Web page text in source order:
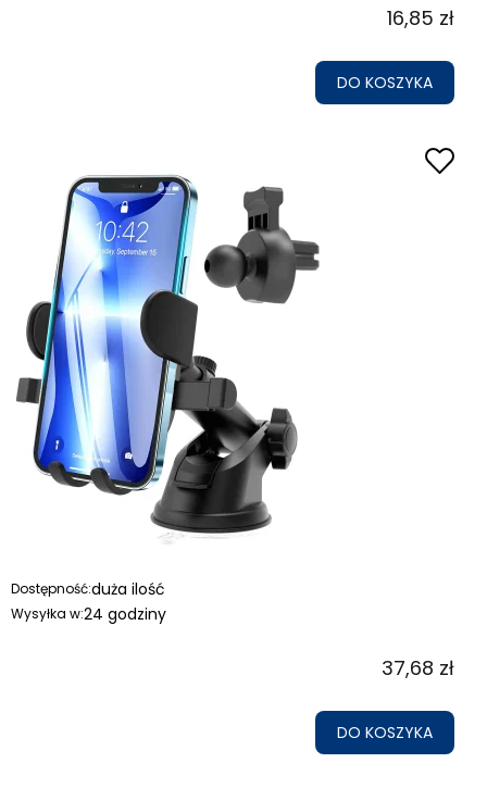
16,85 zł
DO KOSZYKA
Dostępność:duża ilość
Wysyłka w:24 godziny
37,68 zł
DO KOSZYKA